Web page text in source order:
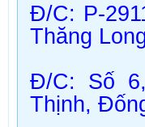
Đ/C: P-
Thăng
Đ/C: Số
Thịnh,